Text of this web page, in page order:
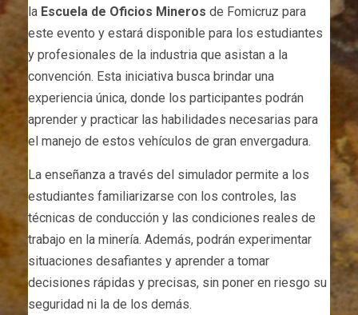
la Escuela de Oficios Mineros de Fomicruz para
este evento y estará disponible para los estudiantes
y profesionales de la industria que asistan a la
convención. Esta iniciativa busca brindar una
experiencia única, donde los participantes podrán
aprender y practicar las habilidades necesarias para
el manejo de estos vehículos de gran envergadura.
La enseñanza a través del simulador permite a los
estudiantes familiarizarse con los controles, las
técnicas de conducción y las condiciones reales de
trabajo en la minería. Además, podrán experimentar
situaciones desafiantes y aprender a tomar
decisiones rápidas y precisas, sin poner en riesgo su
seguridad ni la de los demás.